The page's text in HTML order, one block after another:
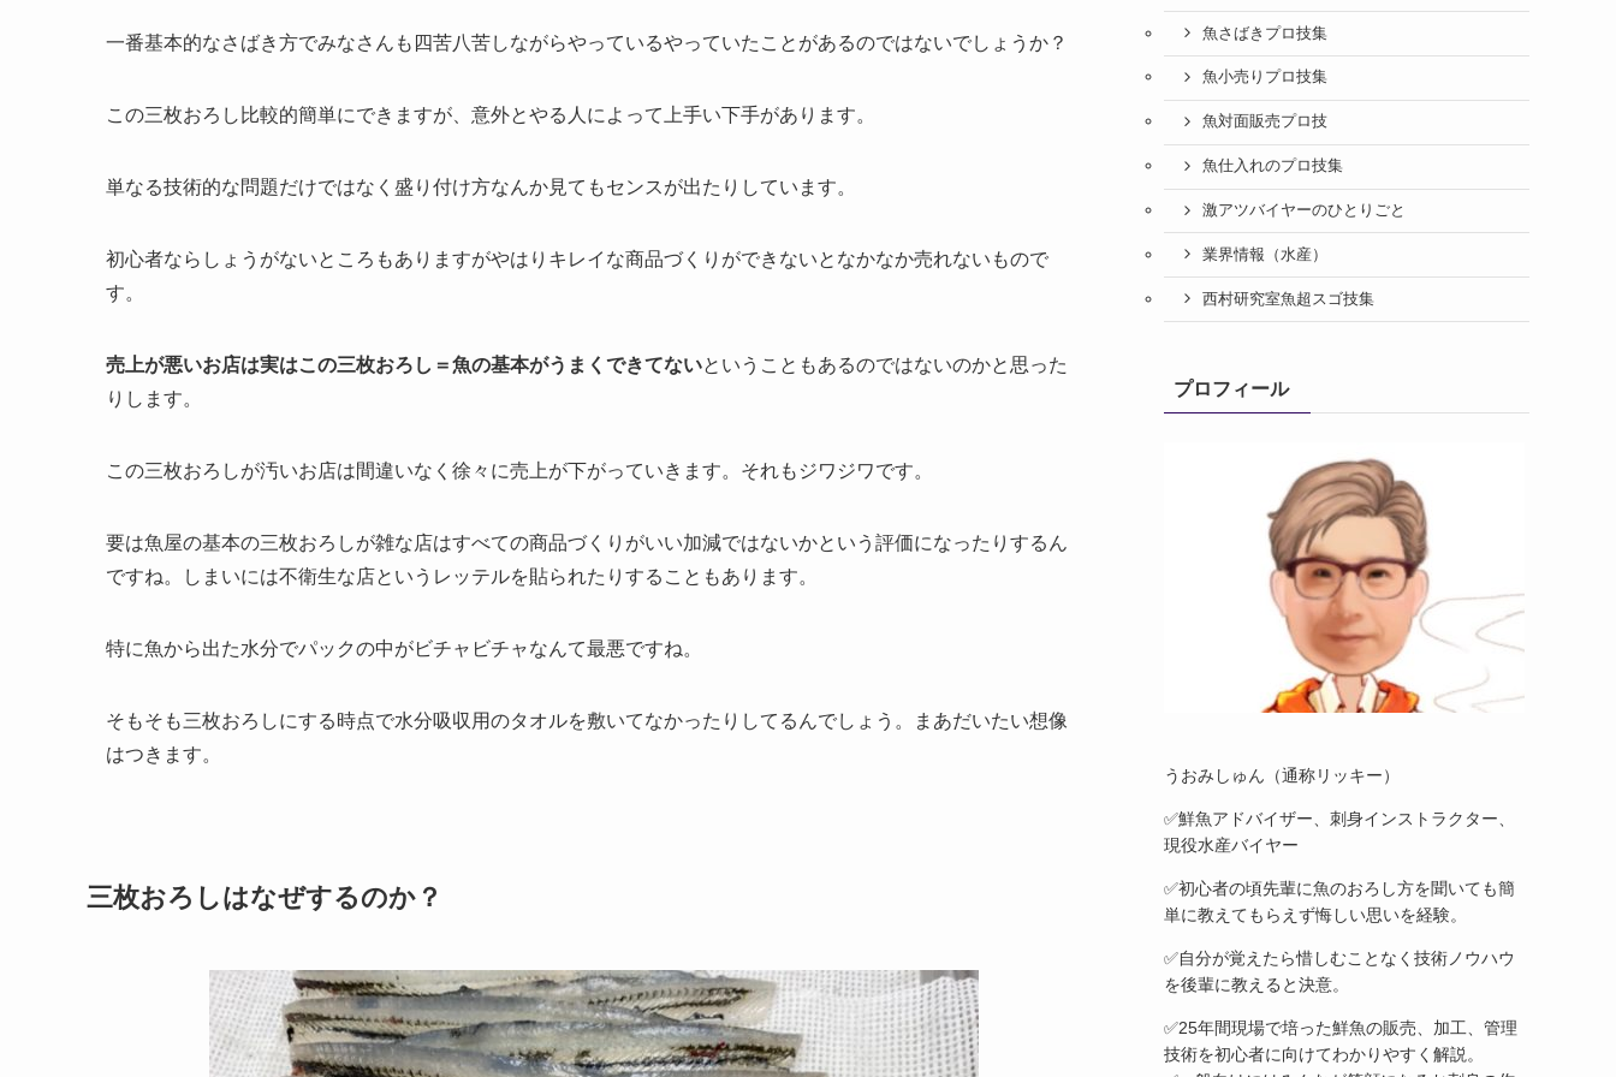
一番基本的なさばき方でみなさんも四苦八苦しながらやっているやっていたことがあるのではないでしょうか？
この三枚おろし比較的簡単にできますが、意外とやる人によって上手い下手があります。
単なる技術的な問題だけではなく盛り付け方なんか見てもセンスが出たりしています。
初心者ならしょうがないところもありますがやはりキレイな商品づくりができないとなかなか売れないもので
す。
売上が悪いお店は実はこの三枚おろし＝魚の基本がうまくできてないということもあるのではないのかと思った
りします。
この三枚おろしが汚いお店は間違いなく徐々に売上が下がっていきます。それもジワジワです。
要は魚屋の基本の三枚おろしが雑な店はすべての商品づくりがいい加減ではないかという評価になったりするん
ですね。しまいには不衛生な店というレッテルを貼られたりすることもあります。
特に魚から出た水分でパックの中がビチャビチャなんて最悪ですね。
そもそも三枚おろしにする時点で水分吸収用のタオルを敷いてなかったりしてるんでしょう。まあだいたい想像
はつきます。
三枚おろしはなぜするのか？
魚さばきプロ技集
魚小売りプロ技集
魚対面販売プロ技
魚仕入れのプロ技集
激アツバイヤーのひとりごと
業界情報（水産）
西村研究室魚超スゴ技集
プロフィール
うおみしゅん（通称リッキー）
✅鮮魚アドバイザー、刺身インストラクター、
現役水産バイヤー
✅初心者の頃先輩に魚のおろし方を聞いても簡
単に教えてもらえず悔しい思いを経験。
✅自分が覚えたら惜しむことなく技術ノウハウ
を後輩に教えると決意。
✅25年間現場で培った鮮魚の販売、加工、管理
技術を初心者に向けてわかりやすく解説。